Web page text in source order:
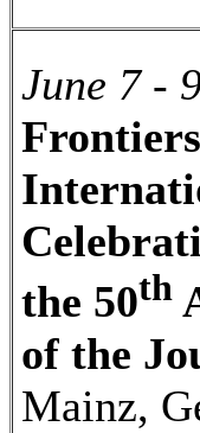
June 7 -
the 50th
of the
Mainz,